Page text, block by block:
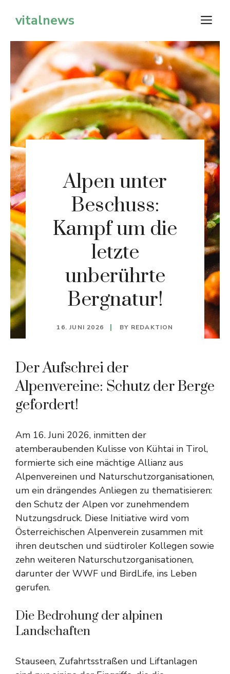
Inhaltvitalnews
Alpen unter
Beschuss:
Kampf um die
letzte
unberührte
Bergnatur!
16. JUNI 2026 BY REDAKTION
Der Aufschrei der
Alpenvereine: Schutz der Berge
gefordert!
Am 16. Juni 2026, inmitten der
atemberaubenden Kulisse von Kühtai in Tirol,
formierte sich eine mächtige Allianz aus
Alpenvereinen und Naturschutzorganisationen,
um ein drängendes Anliegen zu thematisieren:
den Schutz der Alpen vor zunehmendem
Nutzungsdruck. Diese Initiative wird vom
Österreichischen Alpenverein zusammen mit
ihren deutschen und südtiroler Kollegen sowie
zehn weiteren Naturschutzorganisationen,
darunter der WWF und BirdLife, ins Leben
gerufen.
Die Bedrohung der alpinen
Landschaften
Stauseen, Zufahrtsstraßen und Liftanlagen